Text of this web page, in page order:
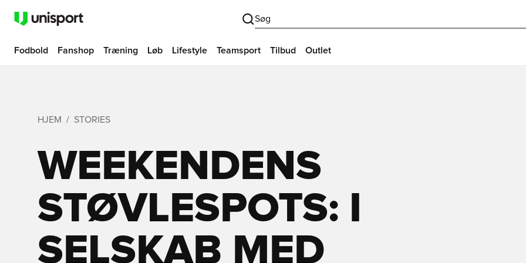
Søg
Fodbold Fanshop Træning Løb Lifestyle Teamsport Tilbud Outlet
HJEM STORIES
WEEKENDENS
STØVLESPOTS: I
SELSKAB MED